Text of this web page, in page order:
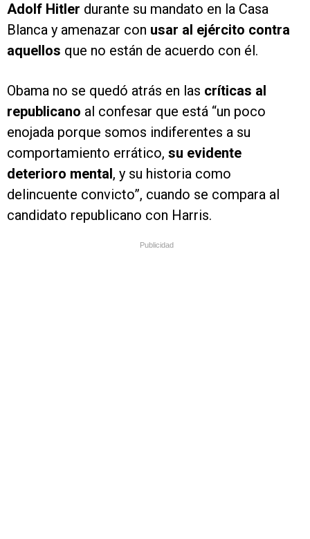
Adolf Hitler durante su mandato en la Casa
Blanca y amenazar con usar al ejército contra
aquellos que no están de acuerdo con él.
Obama no se quedó atrás en las críticas al
republicano al confesar que está “un poco
enojada porque somos indiferentes a su
comportamiento errático, su evidente
deterioro mental, y su historia como
delincuente convicto”, cuando se compara al
candidato republicano con Harris.
Publicidad